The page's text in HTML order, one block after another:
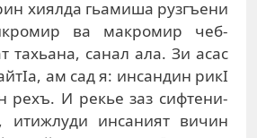
хиялда гьамиша рузгъени
ва макромир чеб-
тахьана, санал ала. Зи асас
ам сад я: инсандин рикI
рехъ. И рекье заз сифтени-
итижлуди инсаният вичин